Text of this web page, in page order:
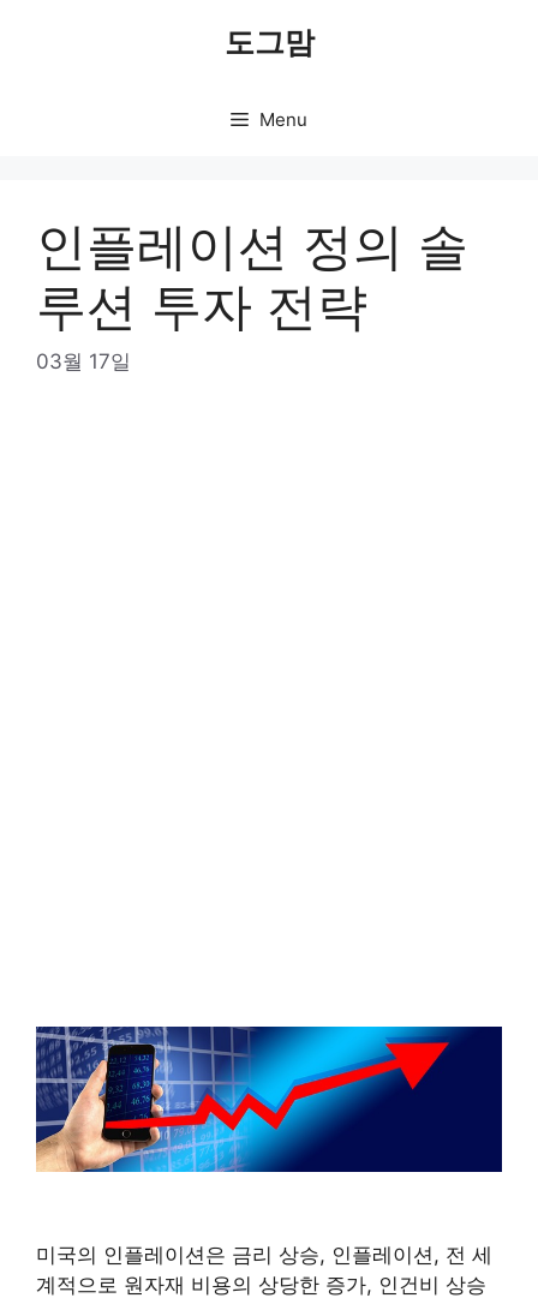
도그맘
Menu
인플레이션 정의 솔
루션 투자 전략
03월 17일
미국의 인플레이션은 금리 상승, 인플레이션, 전 세
계적으로 원자재 비용의 상당한 증가, 인건비 상승